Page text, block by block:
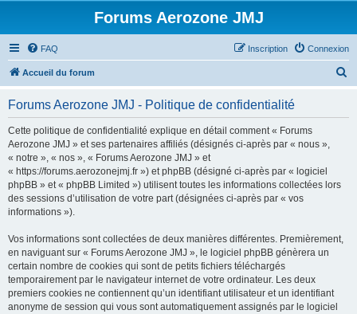
Forums Aerozone JMJ
FAQ Connexion
Inscription
Accueil du forum
Forums Aerozone JMJ - Politique de confidentialité
Cette politique de confidentialité explique en détail comment « Forums
Aerozone JMJ » et ses partenaires affiliés (désignés ci-après par « nous »,
« notre », « nos », « Forums Aerozone JMJ » et
« https://forums.aerozonejmj.fr ») et phpBB (désigné ci-après par « logiciel
phpBB » et « phpBB Limited ») utilisent toutes les informations collectées lors
des sessions d’utilisation de votre part (désignées ci-après par « vos
informations »).
Vos informations sont collectées de deux manières différentes. Premièrement,
en naviguant sur « Forums Aerozone JMJ », le logiciel phpBB génèrera un
certain nombre de cookies qui sont de petits fichiers téléchargés
temporairement par le navigateur internet de votre ordinateur. Les deux
premiers cookies ne contiennent qu’un identifiant utilisateur et un identifiant
anonyme de session qui vous sont automatiquement assignés par le logiciel